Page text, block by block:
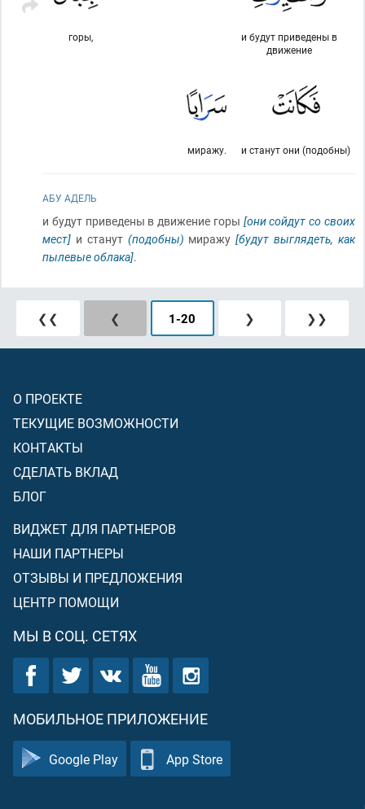
и будут приведены в
движение
горы,
и станут они (подобны)
миражу.
АБУ АДЕЛЬ
и будут приведены в движение горы [они сойдут со своих
мест] и станут (подобны) миражу[будут выглядеть, как
пылевые облака].
❮❮ ❮ 1-20 ❯ ❯❯
О ПРОЕКТЕ
ТЕКУЩИЕ ВОЗМОЖНОСТИ
КОНТАКТЫ
СДЕЛАТЬ ВКЛАД
БЛОГ
ВИДЖЕТ ДЛЯ ПАРТНЕРОВ
НАШИ ПАРТНЕРЫ
ОТЗЫВЫ И ПРЕДЛОЖЕНИЯ
ЦЕНТР ПОМОЩИ
МЫ В СОЦ. СЕТЯХ
МОБИЛЬНОЕ ПРИЛОЖЕНИЕ
Google Play App Store